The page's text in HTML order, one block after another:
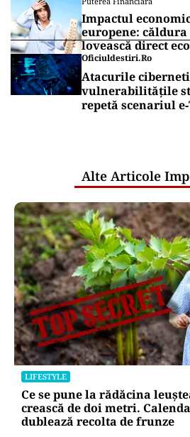
Impactul
europene:
lovească direct
Oficiuldestiri.ro
Atacurile
vulnerabilitățile
repetă scenariul
Alte Articole
LIFESTYLE
Ce se pune la rădăcina
crească de doi metri.
dublează recolta de frunze